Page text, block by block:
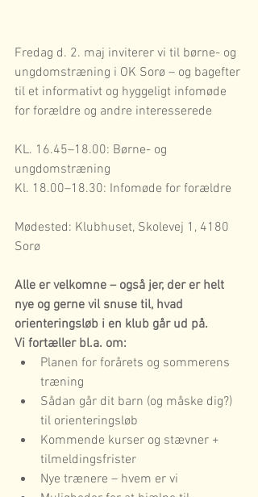
Fredag d. 2. maj inviterer vi til børne- og
ungdomstræning i OK Sorø – og bagefter
til et informativt og hyggeligt infomøde
for forældre og andre interesserede
KL. 16.45–18.00: Børne- og
ungdomstræning
Kl. 18.00–18.30: Infomøde for forældre
Mødested: Klubhuset, Skolevej 1, 4180
Sorø
Alle er velkomne – også jer, der er helt
nye og gerne vil snuse til, hvad
orienteringsløb i en klub går ud på.
Vi fortæller bl.a. om:
Planen for forårets og sommerens
træning
Sådan går dit barn (og måske dig?)
til orienteringsløb
Kommende kurser og stævner +
tilmeldingsfrister
Nye trænere – hvem er vi